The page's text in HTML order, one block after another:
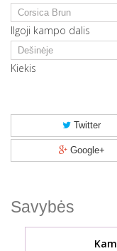
Ilgoji kampo dalis
Kiekis
Twitter
Google+
Savybės